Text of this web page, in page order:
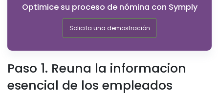
Optimice su proceso de nómina con Symply
Solicita una demostración
Paso 1. Reuna la informacion
esencial de los empleados